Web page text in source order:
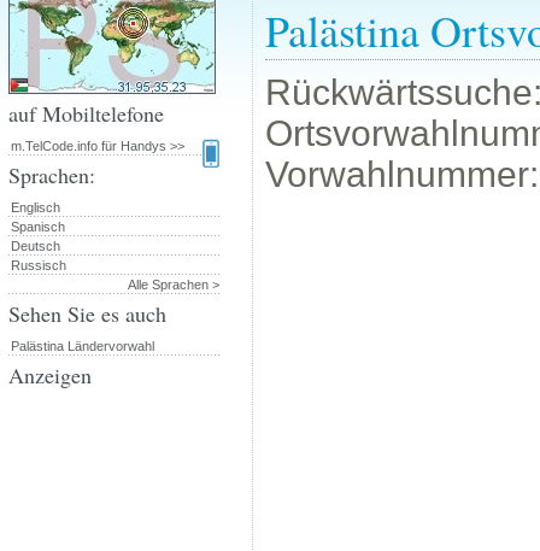
Palästina
auf Mobiltelefone
m.TelCode.info für Handys >>
Sprachen:
Englisch
Spanisch
Deutsch
Russisch
Alle Sprachen >
Sehen Sie es auch
Palästina Ländervorwahl
Anzeigen